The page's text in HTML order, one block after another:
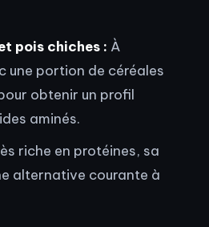
pois chiches : À
une portion de céréales
obtenir un profil
aminés.
riche en protéines, sa
alternative courante à